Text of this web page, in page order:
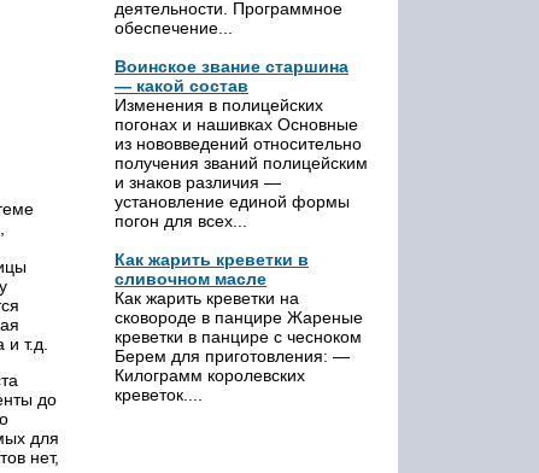
и т.д.
до
для
нет,
деятельности. Программное
обеспечение...
Воинское звание старшина
— какой состав
Изменения в полицейских
погонах и нашивках Основные
из нововведений относительно
получения званий полицейским
и знаков различия —
установление единой формы
погон для всех...
Как жарить креветки в
сливочном масле
Как жарить креветки на
сковороде в панцире Жареные
креветки в панцире с чесноком
Берем для приготовления: —
Килограмм королевских
креветок....